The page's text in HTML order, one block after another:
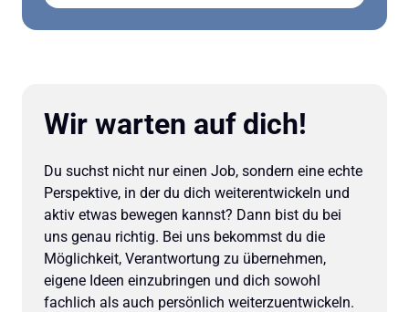
Wir warten auf dich!
Du suchst nicht nur einen Job, sondern eine echte
Perspektive, in der du dich weiterentwickeln und
aktiv etwas bewegen kannst? Dann bist du bei
uns genau richtig. Bei uns bekommst du die
Möglichkeit, Verantwortung zu übernehmen,
eigene Ideen einzubringen und dich sowohl
fachlich als auch persönlich weiterzuentwickeln.